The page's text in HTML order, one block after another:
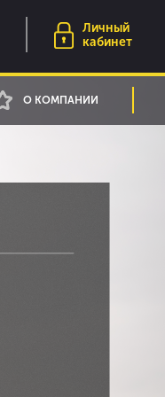
Личный
кабинет
О КОМПАНИИ